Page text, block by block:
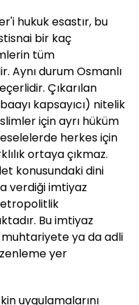
hukuk esastır, bu
bir kaç
tüm
Aynı durum Osmanlı
Çıkarılan
kapsayıcı) nitelik
için ayrı hüküm
herkes için
ortaya çıkmaz.
konusundaki dini
verdiği imtiyaz
Bu imtiyaz
ya da adli
yer
uygulamalarını